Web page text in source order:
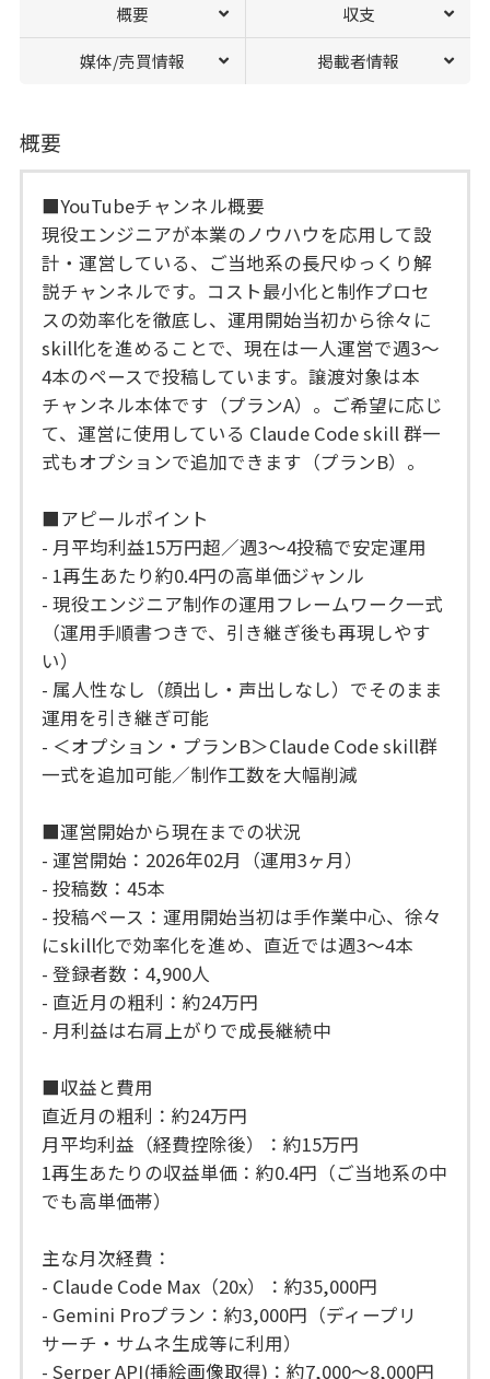
概要 収支
媒体/売買情報 掲載者情報
概要
■YouTubeチャンネル概要
現役エンジニアが本業のノウハウを応用して設
計・運営している、ご当地系の長尺ゆっくり解
説チャンネルです。コスト最小化と制作プロセ
スの効率化を徹底し、運用開始当初から徐々に
skill化を進めることで、現在は一人運営で週3〜
4本のペースで投稿しています。譲渡対象は本
チャンネル本体です（プランA）。ご希望に応じ
て、運営に使用している Claude Code skill 群一
式もオプションで追加できます（プランB）。
■アピールポイント
- 月平均利益15万円超／週3〜4投稿で安定運用
- 1再生あたり約0.4円の高単価ジャンル
- 現役エンジニア制作の運用フレームワーク一式
（運用手順書つきで、引き継ぎ後も再現しやす
い）
- 属人性なし（顔出し・声出しなし）でそのまま
運用を引き継ぎ可能
- ＜オプション・プランB＞Claude Code skill群
一式を追加可能／制作工数を大幅削減
■運営開始から現在までの状況
- 運営開始：2026年02月（運用3ヶ月）
- 投稿数：45本
- 投稿ペース：運用開始当初は手作業中心、徐々
にskill化で効率化を進め、直近では週3〜4本
- 登録者数：4,900人
- 直近月の粗利：約24万円
- 月利益は右肩上がりで成長継続中
■収益と費用
直近月の粗利：約24万円
月平均利益（経費控除後）：約15万円
1再生あたりの収益単価：約0.4円（ご当地系の中
でも高単価帯）
主な月次経費：
- Claude Code Max（20x）：約35,000円
- Gemini Proプラン：約3,000円（ディープリ
サーチ・サムネ生成等に利用）
- Serper API(挿絵画像取得)：約7,000〜8,000円